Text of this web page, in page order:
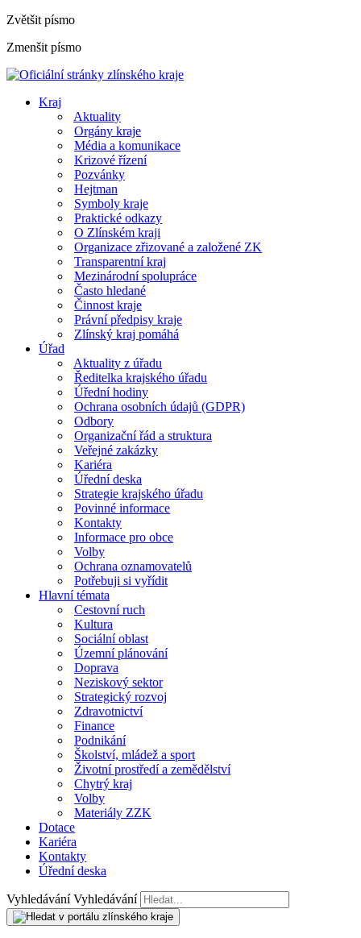
Zvětšit písmo
Zmenšit písmo
Kraj
Aktuality
Orgány kraje
Média a komunikace
Krizové řízení
Pozvánky
Hejtman
Symboly kraje
Praktické odkazy
O Zlínském kraji
Organizace zřizované a založené ZK
Transparentní kraj
Mezinárodní spolupráce
Často hledané
Činnost kraje
Právní předpisy kraje
Zlínský kraj pomáhá
Úřad
Aktuality z úřadu
Ředitelka krajského úřadu
Úřední hodiny
Ochrana osobních údajů (GDPR)
Odbory
Organizační řád a struktura
Veřejné zakázky
Kariéra
Úřední deska
Strategie krajského úřadu
Povinné informace
Kontakty
Informace pro obce
Volby
Ochrana oznamovatelů
Potřebuji si vyřídit
Hlavní témata
Cestovní ruch
Kultura
Sociální oblast
Územní plánování
Doprava
Neziskový sektor
Strategický rozvoj
Zdravotnictví
Finance
Podnikání
Školství, mládež a sport
Životní prostředí a zemědělství
Chytrý kraj
Volby
Materiály ZZK
Dotace
Kariéra
Kontakty
Úřední deska
Vyhledávání Vyhledávání